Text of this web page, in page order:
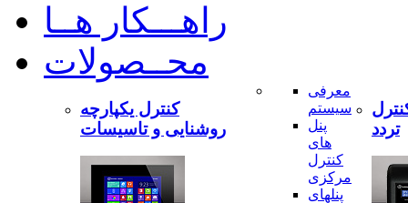
راهـــکار هــا
محــصولات
کنترل یکپارچه
روشنایی و تاسیسات
معرفی
سیستم
پنل
های
کنترل
مرکزی
پنلهای
تردد